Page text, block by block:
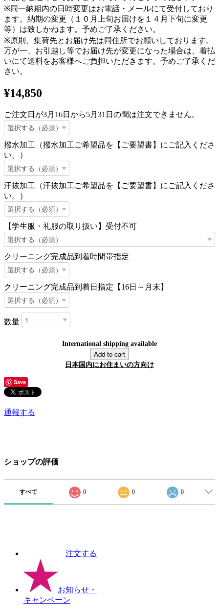
※同一納期内の日時変更はお電話・メールにて受付しており
ます。納期の変更（１０月上旬お届けを１４月下旬に変更
等）は致しかねます。予めご了承ください。
※原則、集荷先とお届け先は同住所でお願いしております。
万が一、お引越し等でお届け先が変更になった場合は、着払
いにて送料をお客様へご負担いただきます。予めご了承くだ
さい。
¥14,850
ご注文日が3月16日から5月31日の間は注文できません。
撥水加工（撥水加工ご希望品を【ご要望書】にご記入くださ
い。）
汗抜加工（汗抜加工ご希望品を【ご要望書】にご記入くださ
い。）
【学生服・礼服の取り扱い】受付不可
クリーニング完成品到着時間帯指定
クリーニング完成品到着日指定【16日～月末】
数量
International shipping available
Add to cart
日本国内にお住まいの方向け
Save
通報する
ショップの評価
すべて 0 0 0
注文する
お知らせ ・
キャンペーン